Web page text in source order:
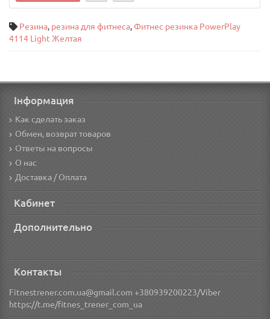
Резина, резина для фитнеса,Фитнес резинка PowerPlay
4114 Light Желтая
Інформация
Как сделать заказ
Обмен, возврат товаров
Ответы на вопросы
О нас
Доставка / Оплата
Кабинет
Дополнительно
Контакты
Fitnestrener.com.ua@gmail.com +380939200223/Viber
https://t.me/fitnes_trener_com_ua